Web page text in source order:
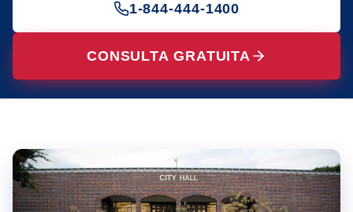
1-844-444-1400
CONSULTA GRATUITA